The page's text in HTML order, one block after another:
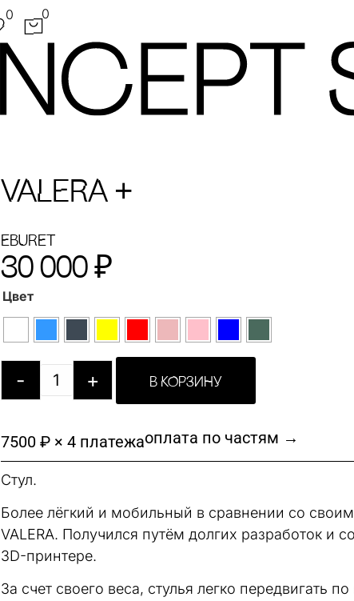
0 0
VALERA +
EBURET
30 000 ₽
Цвет
- + В КОРЗИНУ
7500 ₽ × 4 платежаоплата по частям →
Стул.
Более лёгкий и мобильный в сравнении со
VALERA. Получился путём долгих разработок и
3D-принтере.
За счет своего веса, стулья легко передвигать